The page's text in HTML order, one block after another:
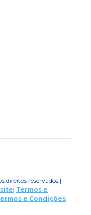
direitos reservados |
| Termos e
e Condições